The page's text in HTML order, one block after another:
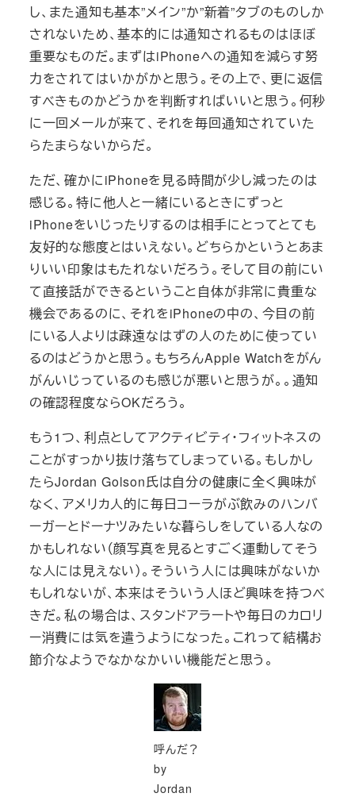
し、また通知も基本”メイン”か”新着”タブのものしか
されないため、基本的には通知されるものはほぼ
重要なものだ。まずはiPhoneへの通知を減らす努
力をされてはいかがかと思う。その上で、更に返信
すべきものかどうかを判断すればいいと思う。何秒
に一回メールが来て、それを毎回通知されていた
らたまらないからだ。
ただ、確かにiPhoneを見る時間が少し減ったのは
感じる。特に他人と一緒にいるときにずっと
iPhoneをいじったりするのは相手にとってとても
友好的な態度とはいえない。どちらかというとあま
りいい印象はもたれないだろう。そして目の前にい
て直接話ができるということ自体が非常に貴重な
機会であるのに、それをiPhoneの中の、今目の前
にいる人よりは疎遠なはずの人のために使ってい
るのはどうかと思う。もちろんApple Watchをがん
がんいじっているのも感じが悪いと思うが。。通知
の確認程度ならOKだろう。
もう1つ、利点としてアクティビティ・フィットネスの
ことがすっかり抜け落ちてしまっている。もしかし
たらJordan Golson氏は自分の健康に全く興味が
なく、アメリカ人的に毎日コーラがぶ飲みのハンバ
ーガーとドーナツみたいな暮らしをしている人なの
かもしれない（顔写真を見るとすごく運動してそう
な人には見えない）。そういう人には興味がないか
もしれないが、本来はそういう人ほど興味を持つべ
きだ。私の場合は、スタンドアラートや毎日のカロリ
ー消費には気を遣うようになった。これって結構お
節介なようでなかなかいい機能だと思う。
呼んだ？
by
Jordan